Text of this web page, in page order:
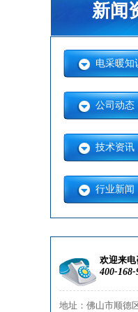
新闻
电采暖知
公司动态
技术资讯
行业新闻
欢迎来电
400-168-
地址：佛山市顺德